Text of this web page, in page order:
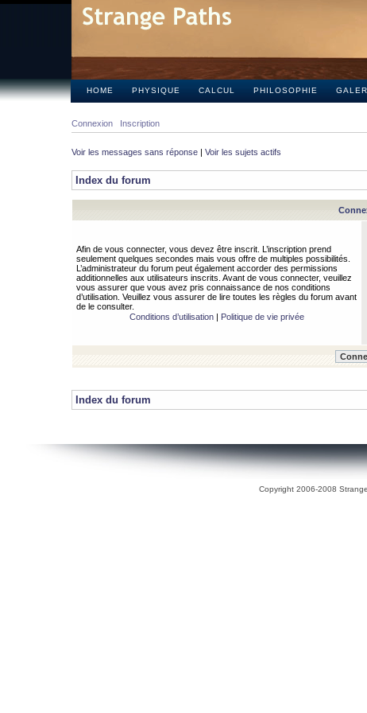
HOME PHYSIQUE CALCUL PHILOSOPHIE
Connexion Inscription
Voir les messages sans réponse | Voir les sujets actifs
Index du forum
Afin de vous connecter, vous devez être inscrit. L’inscription prend
seulement quelques secondes mais vous offre de multiples possibilités.
L’administrateur du forum peut également accorder des permissions
additionnelles aux utilisateurs inscrits. Avant de vous connecter, veuillez
vous assurer que vous avez pris connaissance de nos conditions
d’utilisation. Veuillez vous assurer de lire toutes les règles du forum avant
de le consulter.
Conditions d’utilisation| Politique de vie privée
Index du forum
Copyright 2006-2008